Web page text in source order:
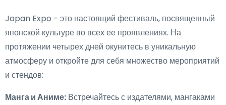
Japan Expo - это настоящий фестиваль, посвященный
японской культуре во всех ее проявлениях. На
протяжении четырех дней окунитесь в уникальную
атмосферу и откройте для себя множество мероприятий
и стендов:
Манга и Аниме: Встречайтесь с издателями, мангаками